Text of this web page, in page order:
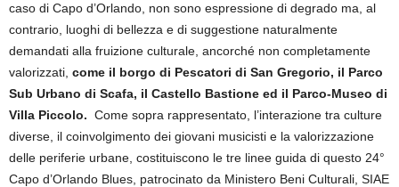
caso di Capo d’Orlando, non sono espressione di degrado ma, al
contrario, luoghi di bellezza e di suggestione naturalmente
demandati alla fruizione culturale, ancorché non completamente
valorizzati, come il borgo di Pescatori di San Gregorio, il Parco
Sub Urbano di Scafa, il Castello Bastione ed il Parco-Museo di
Villa Piccolo. Come sopra rappresentato, l’interazione tra culture
diverse, il coinvolgimento dei giovani musicisti e la valorizzazione
delle periferie urbane, costituiscono le tre linee guida di questo 24°
Capo d’Orlando Blues, patrocinato da Ministero Beni Culturali, SIAE